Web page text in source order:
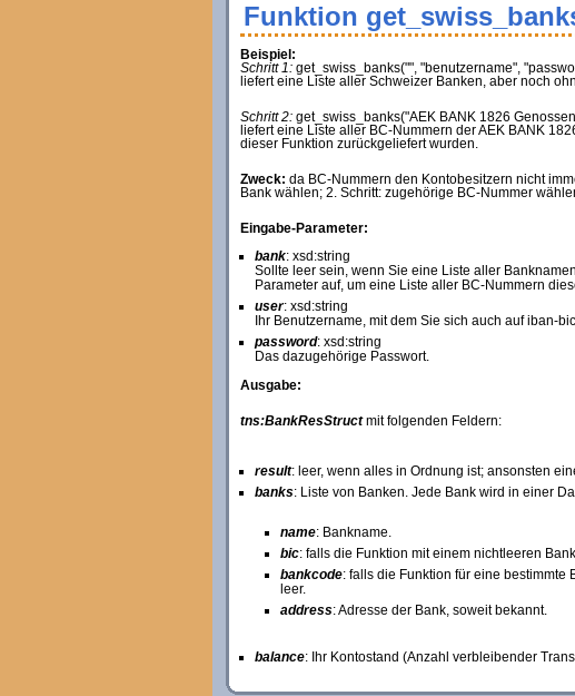
Funktion
Beispiel:
Schritt 1:get_swiss_banks("", "benutzername",
liefert eine Liste aller Schweizer Banken, aber noch
Schritt 2:get_swiss_banks("AEK BANK 1826
liefert eine Liste aller BC-Nummern der AEK BANK
dieser Funktion zurückgeliefert wurden.
Zweck: da BC-Nummern den Kontobesitzern nicht
Bank wählen; 2. Schritt: zugehörige BC-Nummer
Eingabe-Parameter:
bank: xsd:string
Sollte leer sein, wenn Sie eine Liste aller
Parameter auf, um eine Liste aller BC-Nummern
user: xsd:string
Ihr Benutzername, mit dem Sie sich auch auf iban-
password: xsd:string
Das dazugehörige Passwort.
Ausgabe:
tns:BankResStructmit folgenden Feldern:
result: leer, wenn alles in Ordnung ist; ansonsten
banks: Liste von Banken. Jede Bank wird in einer
name: Bankname.
bic: falls die Funktion mit einem nichtleeren
bankcode: falls die Funktion für eine bestimmte
leer.
address: Adresse der Bank, soweit bekannt.
balance: Ihr Kontostand (Anzahl verbleibender